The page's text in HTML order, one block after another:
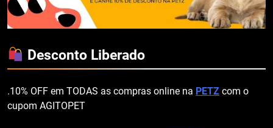
Desconto Liberado
.10% OFF em TODAS as compras online na PETZ com o
cupom AGITOPET